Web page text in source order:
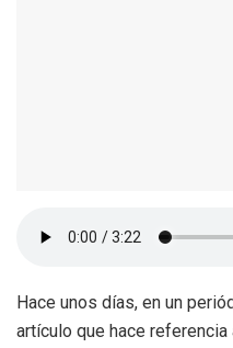
Hace unos días, en un
artículo que hace referencia